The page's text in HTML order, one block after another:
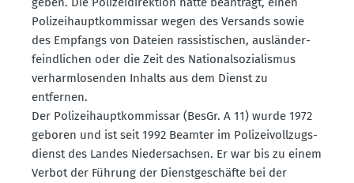
Polizei­haupt­kom­missar wegen des Versands sowie
des Empfangs von Dateien rassis­ti­schen, auslän­der­
feind­lichen oder die Zeit des Natio­nal­so­zia­lismus
verharm­lo­senden Inhalts aus dem Dienst zu
entfernen.
Der Polizei­haupt­kom­missar (BesGr. A 11) wurde 1972
geboren und ist seit 1992 Beamter im Polizei­voll­zugs­
dienst des Landes Nieder­sachsen. Er war bis zu einem
Verbot der Führung der Dienst­ge­schäfte bei der